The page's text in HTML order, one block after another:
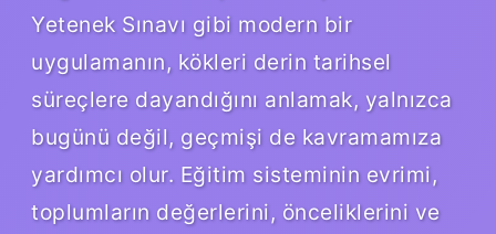
Yetenek Sınavı gibi modern bir
uygulamanın, kökleri derin tarihsel
süreçlere dayandığını anlamak, yalnızca
bugünü değil, geçmişi de kavramamıza
yardımcı olur. Eğitim sisteminin evrimi,
toplumların değerlerini, önceliklerini ve